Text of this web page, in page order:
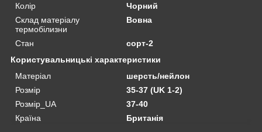
Колір
Чорний
Склад матеріалу
термобілизни
Вовна
Стан
сорт-2
Користувальницькі характеристики
Матеріал
шерсть/нейлон
Розмір
35-37 (UK 1-2)
Розмір_UA
37-40
Країна
Британія